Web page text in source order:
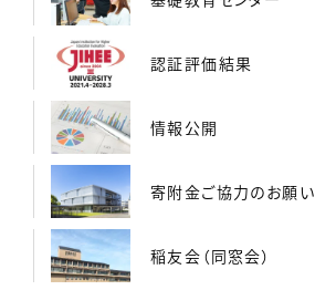
認証評価結果
情報公開
寄附金ご協力のお願い
稲友会（同窓会）